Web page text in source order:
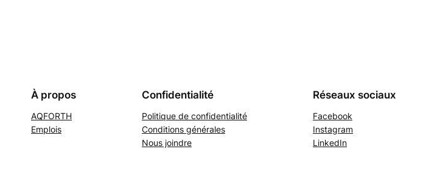
À propos
AQFORTH
Emplois
Confidentialité
Politique de confidentialité
Conditions générales
Nous joindre
Réseaux sociaux
Facebook
Instagram
LinkedIn